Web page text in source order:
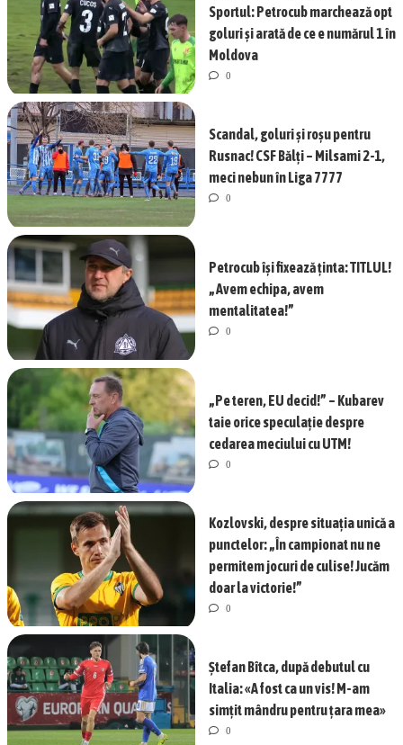
Sportul: Petrocub marchează opt
goluri și arată de ce e numărul 1 în
Moldova
0
Scandal, goluri și roșu pentru
Rusnac! CSF Bălți – Milsami 2-1,
meci nebun în Liga 7777
0
Petrocub își fixează ținta: TITLUL!
„Avem echipa, avem
mentalitatea!”
0
„Pe teren, EU decid!” – Kubarev
taie orice speculație despre
cedarea meciului cu UTM!
0
Kozlovski, despre situația unică a
punctelor: „În campionat nu ne
permitem jocuri de culise! Jucăm
doar la victorie!”
0
Ștefan Bîtca, după debutul cu
Italia: «A fost ca un vis! M-am
simțit mândru pentru țara mea»
0